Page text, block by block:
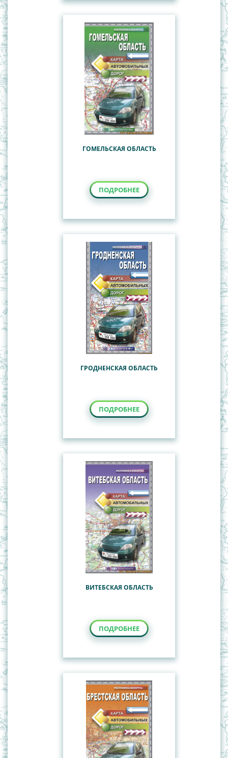
ГОМЕЛЬСКАЯ ОБЛАСТЬ
ПОДРОБНЕЕ
ГРОДНЕНСКАЯ ОБЛАСТЬ
ПОДРОБНЕЕ
ВИТЕБСКАЯ ОБЛАСТЬ
ПОДРОБНЕЕ